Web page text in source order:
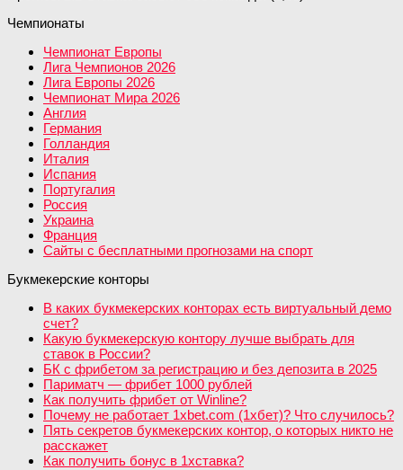
Чемпионаты
Чемпионат Европы
Лига Чемпионов 2026
Лига Европы 2026
Чемпионат Мира 2026
Англия
Германия
Голландия
Италия
Испания
Португалия
Россия
Украина
Франция
Сайты с бесплатными прогнозами на спорт
Букмекерские конторы
В каких букмекерских конторах есть виртуальный демо
счет?
Какую букмекерскую контору лучше выбрать для
ставок в России?
БК с фрибетом за регистрацию и без депозита в 2025
Париматч — фрибет 1000 рублей
Как получить фрибет от Winline?
Почему не работает 1xbet.com (1хбет)? Что случилось?
Пять секретов букмекерских контор, о которых никто не
расскажет
Как получить бонус в 1хставка?